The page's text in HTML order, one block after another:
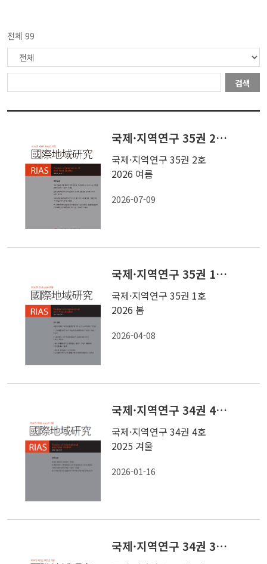
전체 99
검색
국제·지역연구 35권 2호 2026 여름
국제·지역연구 35권 2호
2026 여름
2026-07-09
국제·지역연구 35권 1호 2026 봄
국제·지역연구 35권 1호
2026 봄
2026-04-08
국제·지역연구 34권 4호 2025 겨울
국제·지역연구 34권 4호
2025 겨울
2026-01-16
국제·지역연구 34권 3호 2025 가을